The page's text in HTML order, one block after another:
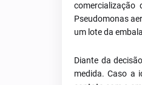
Pseudomonas
um lote da
Diante da
medida. Caso a